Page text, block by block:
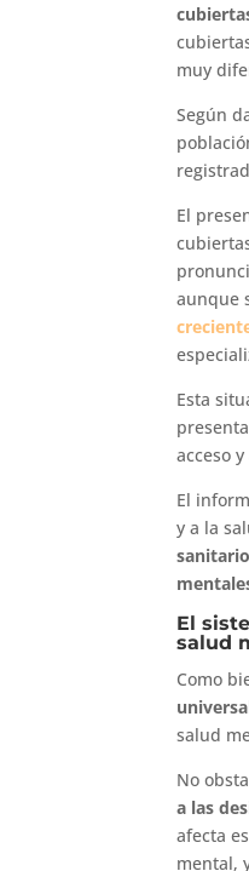
muy
Según
El
aunque
Esta
acceso
El
y a la
El
salud
Como
salud
No
a las
afecta
mental,